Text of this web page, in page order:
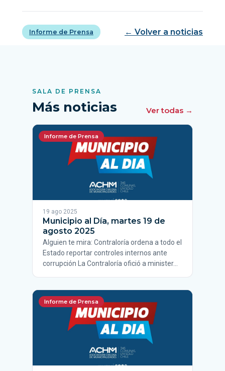
Informe de Prensa ← Volver a noticias
SALA DE PRENSA
Más noticias Ver todas →
Informe de Prensa
19 ago 2025
Municipio al Día, martes 19 de
agosto 2025
Alguien te mira: Contraloría ordena a todo el
Estado reportar controles internos ante
corrupción La Contraloría ofició a minister…
Informe de Prensa